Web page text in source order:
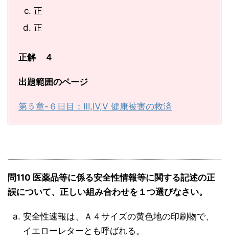
正
正
正解 ４
出題範囲のページ
第５章-６日目：Ⅲ,Ⅳ,Ⅴ 健康被害の救済
問110 医薬品等に係る安全性情報等に関する記述の正
誤について、正しい組み合わせを１つ選びなさい。
安全性速報は、Ａ４サイズの黄色地の印刷物で、
イエローレターとも呼ばれる。